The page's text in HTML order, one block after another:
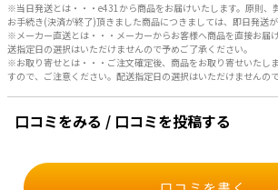
※当日発送とは・・・e431から商品をお届けいたします。原則、
お手続き(決済が終了)頂きました商品につきましては、即日発送が
※メーカー直送とは・・・メーカーからお客様へ商品を直接お届
送指定日の選択はいただけませんので予めご了承ください。
※お取り寄せとは・・・ご注文確定後、商品をお取り寄せいたし
すので、ご注意ください。配送指定日の選択はいただけませんの
口コミをみる / 口コミを投稿する